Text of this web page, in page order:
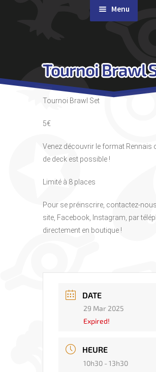
Menu
Agenda
Contact & Accès
Tournoi Brawl
Tournoi Brawl Set
5€
Venez découvrir le format Rennais
de deck est possible !
Limité à 8 places
Pour se préinscrire, contactez-
site, Facebook, Instagram, par
directement en boutique !
DATE
29 Mar 2025
Expired!
HEURE
10h30 - 13h30